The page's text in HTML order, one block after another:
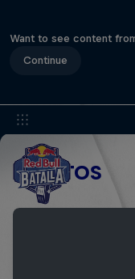
Want to see content
Continue
EVENTOS